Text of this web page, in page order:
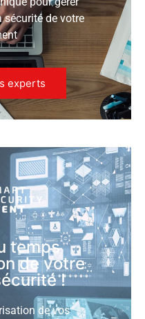
sécurité de votre
experts
temps
de votre
!
de vos